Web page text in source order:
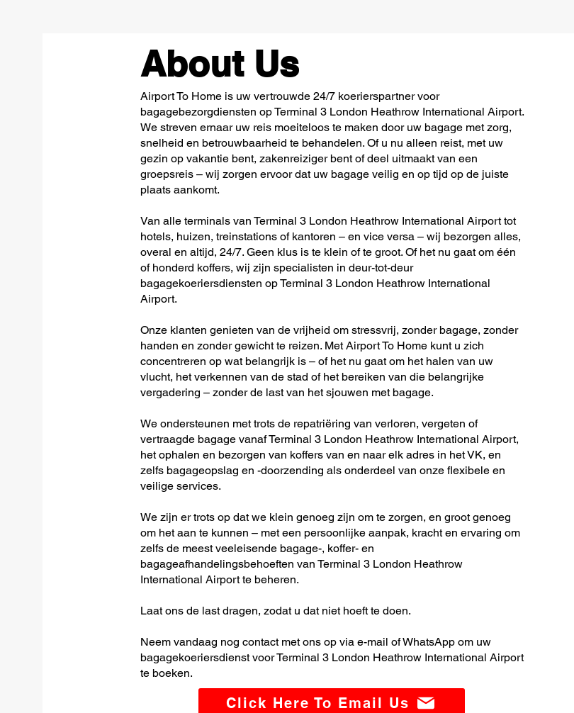
About Us
Airport To Home is uw vertrouwde 24/7 koerierspartner voor
bagagebezorgdiensten op Terminal 3 London Heathrow International Airport.
We streven ernaar uw reis moeiteloos te maken door uw bagage met zorg,
snelheid en betrouwbaarheid te behandelen. Of u nu alleen reist, met uw
gezin op vakantie bent, zakenreiziger bent of deel uitmaakt van een
groepsreis – wij zorgen ervoor dat uw bagage veilig en op tijd op de juiste
plaats aankomt.
Van alle terminals van Terminal 3 London Heathrow International Airport tot
hotels, huizen, treinstations of kantoren – en vice versa – wij bezorgen alles,
overal en altijd, 24/7. Geen klus is te klein of te groot. Of het nu gaat om één
of honderd koffers, wij zijn specialisten in deur-tot-deur
bagagekoeriersdiensten op Terminal 3 London Heathrow International
Airport.
Onze klanten genieten van de vrijheid om stressvrij, zonder bagage, zonder
handen en zonder gewicht te reizen. Met Airport To Home kunt u zich
concentreren op wat belangrijk is – of het nu gaat om het halen van uw
vlucht, het verkennen van de stad of het bereiken van die belangrijke
vergadering – zonder de last van het sjouwen met bagage.
We ondersteunen met trots de repatriëring van verloren, vergeten of
vertraagde bagage vanaf Terminal 3 London Heathrow International Airport,
het ophalen en bezorgen van koffers van en naar elk adres in het VK, en
zelfs bagageopslag en -doorzending als onderdeel van onze flexibele en
veilige services.
We zijn er trots op dat we klein genoeg zijn om te zorgen, en groot genoeg
om het aan te kunnen – met een persoonlijke aanpak, kracht en ervaring om
zelfs de meest veeleisende bagage-, koffer- en
bagageafhandelingsbehoeften van Terminal 3 London Heathrow
International Airport te beheren.
Laat ons de last dragen, zodat u dat niet hoeft te doen.
Neem vandaag nog contact met ons op via e-mail of WhatsApp om uw
bagagekoeriersdienst voor Terminal 3 London Heathrow International Airport
te boeken.
Click Here To Email Us